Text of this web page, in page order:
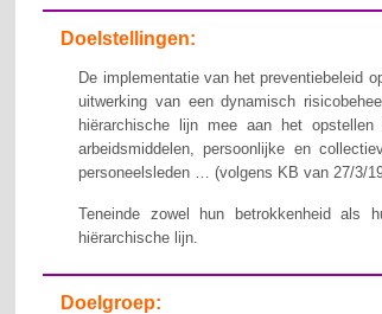
Doelstellingen:
De implementatie van het preventiebeleid
uitwerking van een dynamisch
hiërarchische lijn mee aan het
arbeidsmiddelen, persoonlijke en
personeelsleden … (volgens KB van 27/3/
Teneinde zowel hun betrokkenheid als
hiërarchische lijn.
Doelgroep: